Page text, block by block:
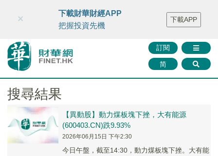
財華智庫網 FINTV FINMETA 財華證券 媒體矩陣
智庫沙龍
聯絡我們
訂閱
简
×
下載財華財經APP
把握投資先機
下載APP
搜尋結果
【異動股】動力煤板塊下挫，大有能源
(600403.CN)跌9.93%
2026年06月15日 下午2:30
今日午盤，截至14:30，動力煤板塊下挫。大有能